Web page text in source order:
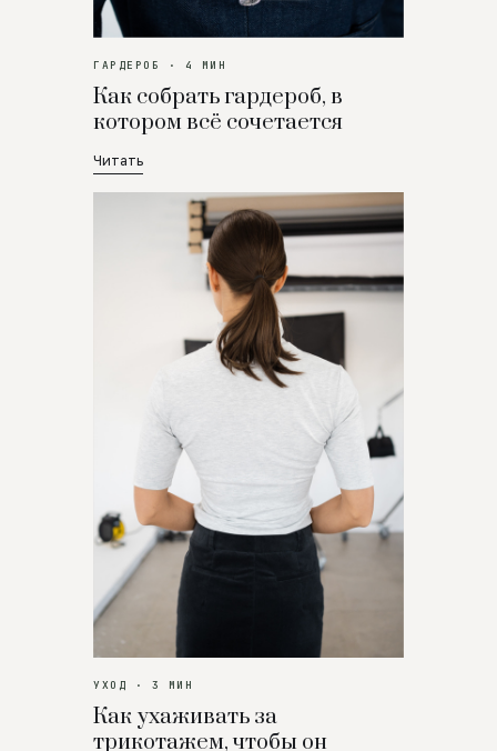
ГАРДЕРОБ · 4 МИН
Как собрать гардероб, в
котором всё сочетается
Читать
УХОД · 3 МИН
Как ухаживать за
трикотажем, чтобы он